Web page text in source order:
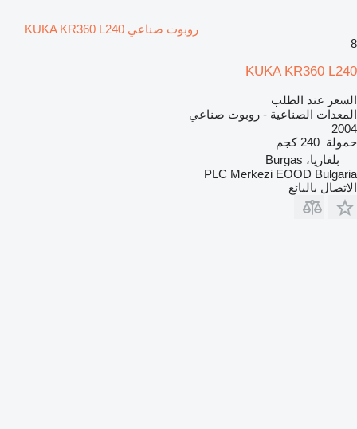
روبوت صناعي KUKA KR360 L240
8
KUKA KR360 L240
السعر عند الطلب
المعدات الصناعية - روبوت صناعي
2004
حمولة 240 كجم
بلغاريا، Burgas
PLC Merkezi EOOD Bulgaria
الاتصال بالبائع